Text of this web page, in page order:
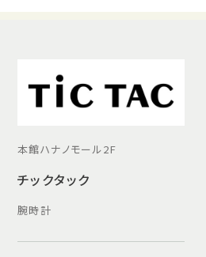
本館ハナノモール2F
チックタック
腕時計